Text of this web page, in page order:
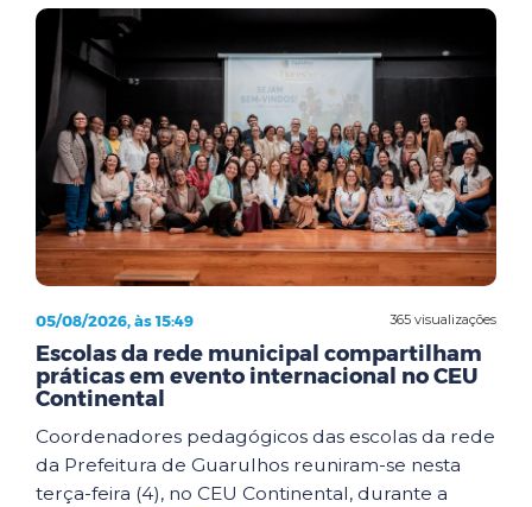
365 visualizações
05/08/2026, às 15:49
Escolas da rede municipal compartilham
práticas em evento internacional no CEU
Continental
Coordenadores pedagógicos das escolas da rede
da Prefeitura de Guarulhos reuniram-se nesta
terça-feira (4), no CEU Continental, durante a